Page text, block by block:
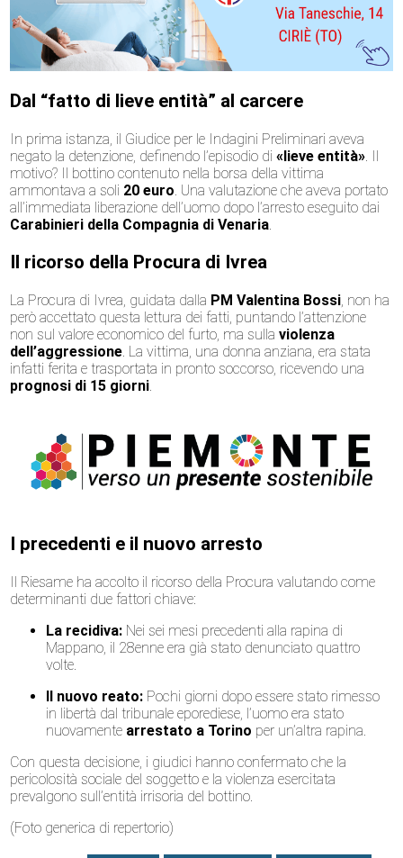
Dal “fatto di lieve entità” al carcere
In prima istanza, il Giudice per le Indagini Preliminari aveva
negato la detenzione, definendo l’episodio di«lieve entità» . Il
motivo? Il bottino contenuto nella borsa della vittima
ammontava a soli 20 euro . Una valutazione che aveva portato
all’immediata liberazione dell’uomo dopo l’arresto eseguito dai
Carabinieri della Compagnia di Venaria
Il ricorso della Procura di Ivrea
La Procura di Ivrea, guidata dalla PM Valentina Bossi, non ha
però accettato questa lettura dei fatti, puntando l’attenzione
non sul valore economico del furto, ma sullaviolenza
dell’aggressione. La vittima, una donna anziana, era stata
infatti ferita e trasportata in pronto soccorso, ricevendo una
prognosi di 15 giorni.
I precedenti e il nuovo arresto
Il Riesame ha accolto il ricorso della Procura valutando come
determinanti due fattori chiave:
La recidiva: Nei sei mesi precedenti alla rapina di
Mappano, il 28enne era già stato denunciato quattro
volte.
Il nuovo reato: Pochi giorni dopo essere stato rimesso
in libertà dal tribunale eporediese, l’uomo era stato
nuovamente arrestato a Torino per un’altra rapina.
Con questa decisione, i giudici hanno confermato che la
pericolosità sociale del soggetto e la violenza esercitata
prevalgono sull’entità irrisoria del bottino.
(Foto generica di repertorio)